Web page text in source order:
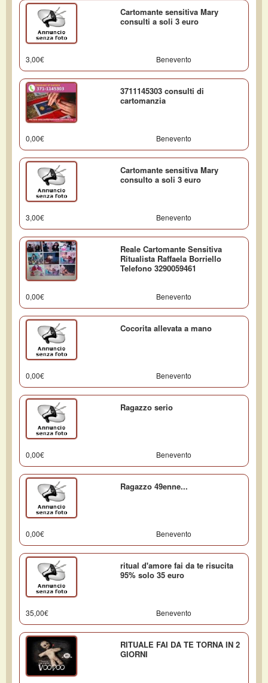
Cartomante sensitiva Mary
consulti a soli 3 euro
3,00€ Benevento
3711145303 consulti di
cartomanzia
0,00€ Benevento
Cartomante sensitiva Mary
consulto a soli 3 euro
3,00€ Benevento
Reale Cartomante Sensitiva
Ritualista Raffaela Borriello
Telefono 3290059461
0,00€ Benevento
Cocorita allevata a mano
0,00€ Benevento
Ragazzo serio
0,00€ Benevento
Ragazzo 49enne...
0,00€ Benevento
ritual d'amore fai da te risucita
95% solo 35 euro
35,00€ Benevento
RITUALE FAI DA TE TORNA IN 2
GIORNI